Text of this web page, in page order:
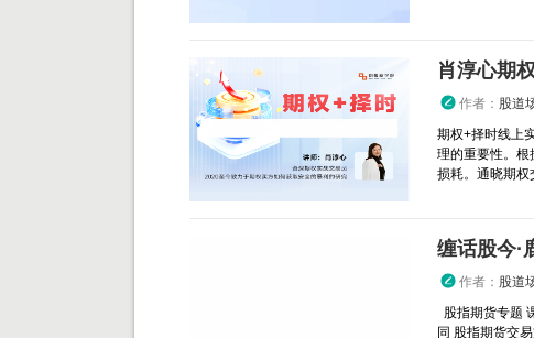
肖淳心期
作者： 股道
期权+择时线上
理的重要性。根
损耗。通晓期权
缠话股今·
作者： 股道
股指期货专题
同 股指期货交